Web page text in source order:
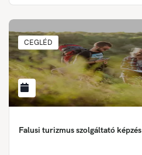
CEGLÉD
Falusi turizmus szolgáltató képzés